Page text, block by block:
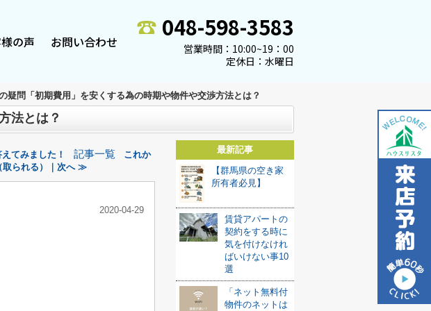
の声 お問い合わせ
048-598-3583
営業時間：10:00~19：00
定休日：水曜日
疑問「初期費用」を安くする為の時期や物件や交渉方法とは？
法とは？
てみました！ 記事一覧
これか
取られる）｜次へ ≫
2020-04-29
最新記事
【群馬県の空き家
所有者必見】
賃貸アパートの
契約をする時に
気を付けなけれ
ばいけない事10
選
「ネット無料付
物件のネットは